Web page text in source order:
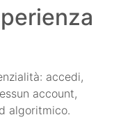
accedi,
account,
algoritmico.